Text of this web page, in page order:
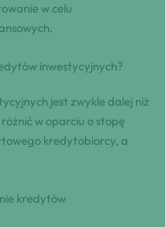
w celu
inwestycyjnych?
jest zwykle dalej niż
w oparciu o stopę
kredytobiorcy, a
kredytów